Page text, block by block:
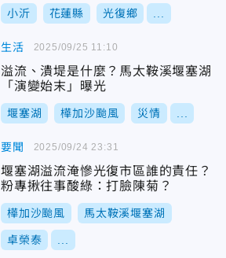
小沂 花蓮縣 光復鄉
生活
溢流、潰堤是什麼？馬太鞍溪堰塞湖
「演變始末」曝光
堰塞湖 樺加沙颱風 災情
2025/09/25 11:10
要聞
堰塞湖溢流淹慘光復市區誰的責任？
粉專揪往事酸綠：打臉陳菊？
樺加沙颱風 馬太鞍溪堰塞湖
卓榮泰
2025/09/24 23:31